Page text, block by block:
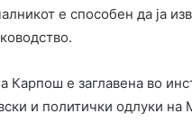
е способен да ја
е заглавена во
и политички одлуки